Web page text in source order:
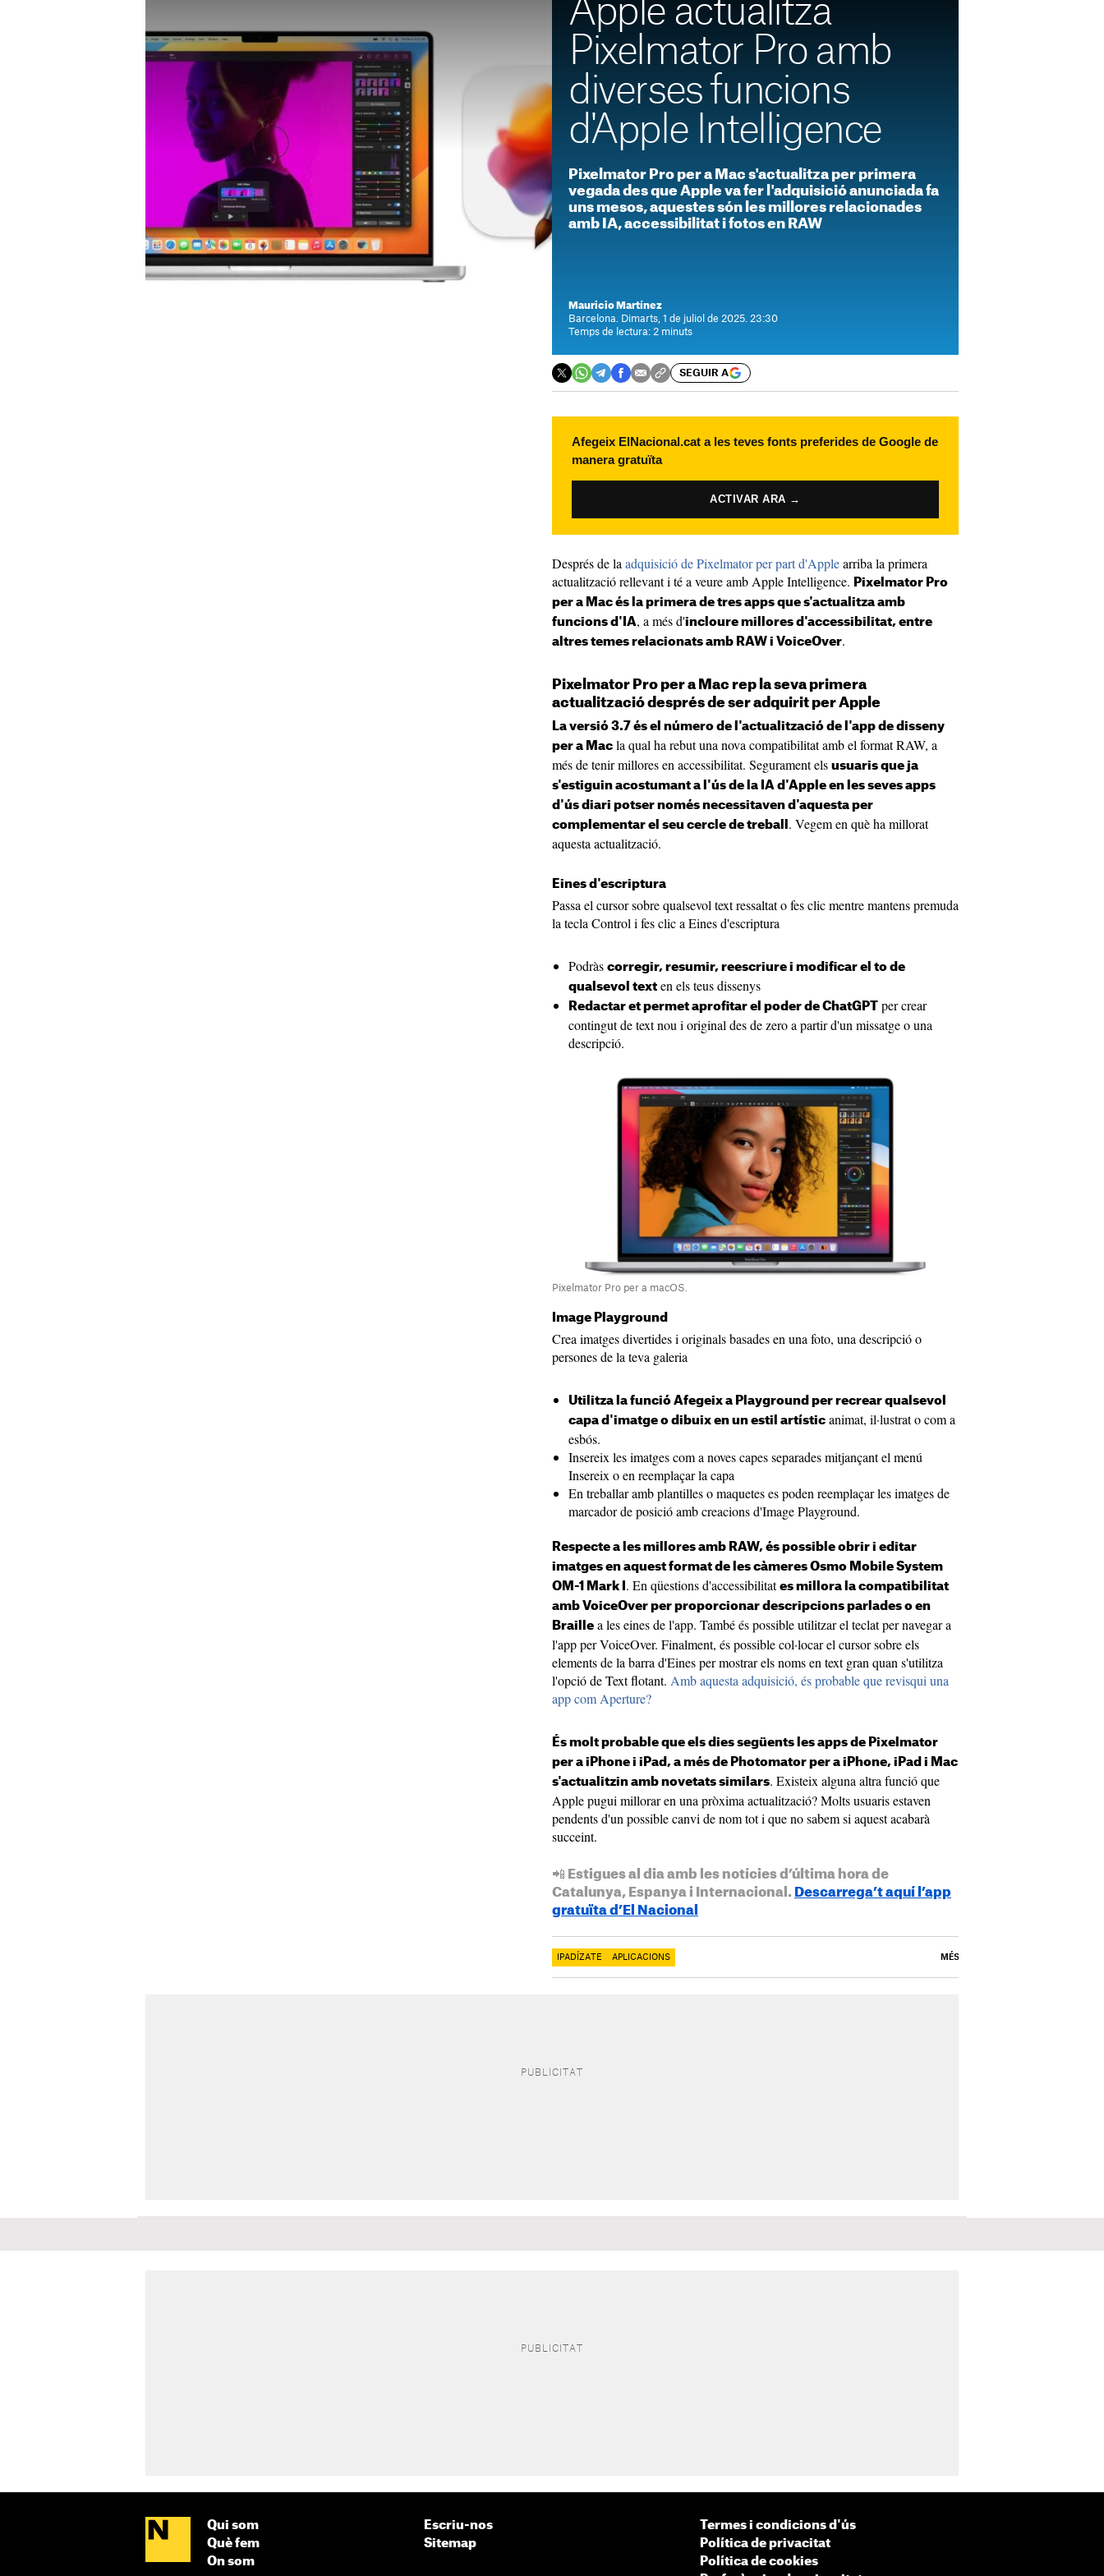
Apple actualitza
Pixelmator Pro amb
diverses funcions
d'Apple Intelligence
Pixelmator Pro per a Mac s'actualitza per primera
vegada des que Apple va fer l'adquisició anunciada fa
uns mesos, aquestes són les millores relacionades
amb IA, accessibilitat i fotos en RAW
Mauricio Martínez
Barcelona. Dimarts, 1 de juliol de 2025. 23:30
Temps de lectura: 2 minuts
SEGUIR A
Afegeix ElNacional.cat a les teves fonts preferides de Google de
manera gratuïta
ACTIVAR ARA →
Després de la adquisició de Pixelmator per part d'Applearriba la primera
actualització rellevant i té a veure amb Apple Intelligence. Pixelmator Pro
per a Mac és la primera de tres apps que s'actualitza amb
funcions d'IA, a més d'incloure millores d'accessibilitat, entre
altres temes relacionats amb RAW i VoiceOver.
Pixelmator Pro per a Mac rep la seva primera
actualització després de ser adquirit per Apple
La versió 3.7 és el número de l'actualització de l'app de disseny
per a Mac la qual ha rebut una nova compatibilitat amb el format RAW, a
més de tenir millores en accessibilitat. Segurament els usuaris que ja
s'estiguin acostumant a l'ús de la IA d'Apple en les seves apps
d'ús diari potser només necessitaven d'aquesta per
complementar el seu cercle de treball . Vegem en què ha millorat
aquesta actualització.
Eines d'escriptura
Passa el cursor sobre qualsevol text ressaltat o fes clic mentre mantens premuda
la tecla Control i fes clic a Eines d'escriptura
Podràs corregir, resumir, reescriure i modificar el to de
qualsevol text en els teus dissenys
Redactar et permet aprofitar el poder de ChatGPT
per crear
contingut de text nou i original des de zero a partir d'un missatge o una
descripció.
Pixelmator Pro per a macOS.
Image Playground
Crea imatges divertides i originals basades en una foto, una descripció o
persones de la teva galeria
Utilitza la funció Afegeix a Playground per recrear qualsevol
capa d'imatge o dibuix en un estil artístic animat, il·lustrat o com a
esbós.
Insereix les imatges com a noves capes separades mitjançant el menú
Insereix o en reemplaçar la capa
En treballar amb plantilles o maquetes es poden reemplaçar les imatges de
marcador de posició amb creacions d'Image Playground.
Respecte a les millores amb RAW, és possible obrir i editar
imatges en aquest format de les càmeres Osmo Mobile System
OM-1 Mark I . En qüestions d'accessibilitat es millora la compatibilitat
amb VoiceOver per proporcionar descripcions parlades o en
Braille a les eines de l'app. També és possible utilitzar el teclat per navegar a
l'app per VoiceOver. Finalment, és possible col·locar el cursor sobre els
elements de la barra d'Eines per mostrar els noms en text gran quan s'utilitza
l'opció de Text flotant. Amb aquesta adquisició, és probable que revisqui una
app com Aperture?
És molt probable que els dies següents les apps de Pixelmator
per a iPhone i iPad, a més de Photomator per a iPhone, iPad i Mac
s'actualitzin amb novetats similars. Existeix alguna altra funció que
Apple pugui millorar en una pròxima actualització? Molts usuaris estaven
pendents d'un possible canvi de nom tot i que no sabem si aquest acabarà
succeint.
📲 Estigues al dia amb les notícies d’última hora de
Catalunya, Espanya i Internacional. Descarrega’t aquí l’app
gratuïta d’El Nacional
IPADÍZATE APLICACIONS MÉS
Qui som
Què fem
On som
Escriu-nos
Sitemap
Termes i condicions d'ús
Política de privacitat
Política de cookies